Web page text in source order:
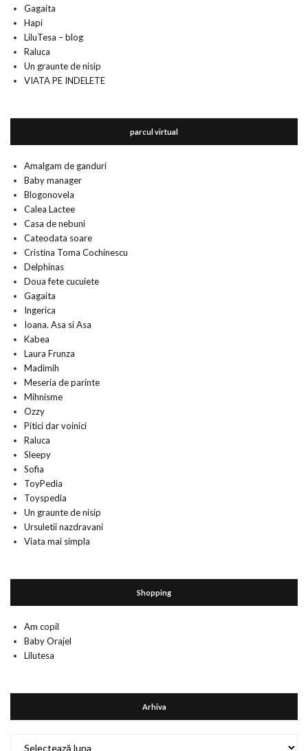
Gagaita
Hapi
LiluTesa – blog
Raluca
Un graunte de nisip
VIATA PE INDELETE
parcul virtual
Amalgam de ganduri
Baby manager
Blogonovela
Calea Lactee
Casa de nebuni
Cateodata soare
Cristina Toma Cochinescu
Delphinas
Doua fete cucuiete
Gagaita
Ingerica
Ioana. Asa si Asa
Kabea
Laura Frunza
Madimih
Meseria de parinte
Mihnisme
Ozzy
Pitici dar voinici
Raluca
Sleepy
Sofia
ToyPedia
Toyspedia
Un graunte de nisip
Ursuletii nazdravani
Viata mai simpla
Shopping
Am copil
Baby Orajel
Lilutesa
Arhiva